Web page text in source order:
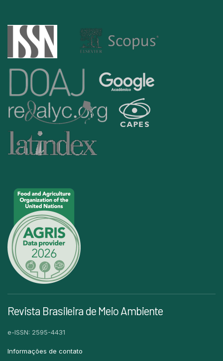
Revista Brasileira de Meio Ambiente
e-ISSN: 2595-4431
Informações de contato